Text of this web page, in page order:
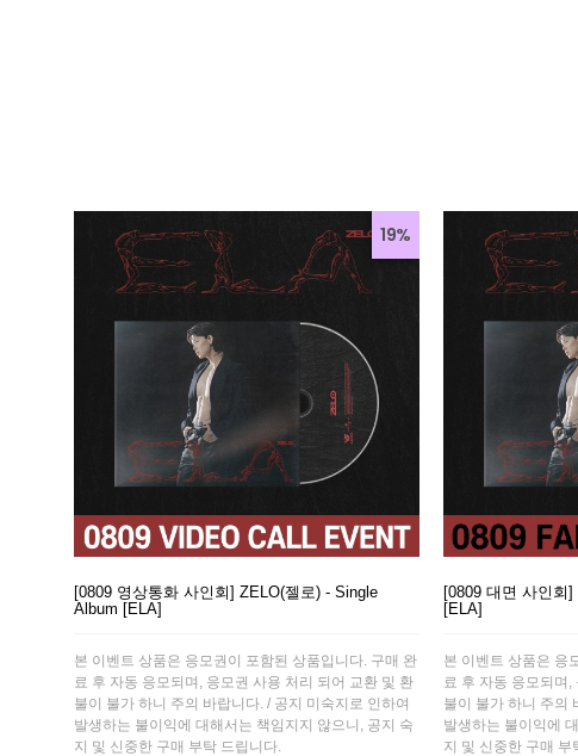
19%
[0809 영상통화 사인회] ZELO(젤로) - Single
Album [ELA]
본 이벤트 상품은 응모권이 포함된 상품입니다. 구매 완
료 후 자동 응모되며, 응모권 사용 처리 되어 교환 및 환
불이 불가 하니 주의 바랍니다. / 공지 미숙지로 인하여
발생하는 불이익에 대해서는 책임지지 않으니, 공지 숙
지 및 신중한 구매 부탁 드립니다.
[0809 대면 사인회
[ELA]
본 이벤트 상품은 응
료 후 자동 응모되며
불이 불가 하니 주의
발생하는 불이익에
지 및 신중한 구매 부